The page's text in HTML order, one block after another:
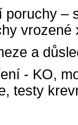
poruchy –
vrozené
a
- KO,
testy